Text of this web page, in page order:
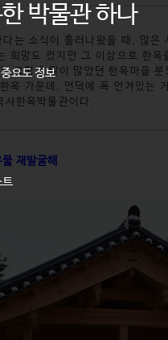
는 소식이 흘러나왔을 때, 많
희망도 컸지만 그 이상으로 한
. 그렇게 말이 많았던 한옥마을
옥 가운데, 언덕에 폭 안겨있는
한옥박물관이다.
재발굴해
트
박물관 하나
요도 정보